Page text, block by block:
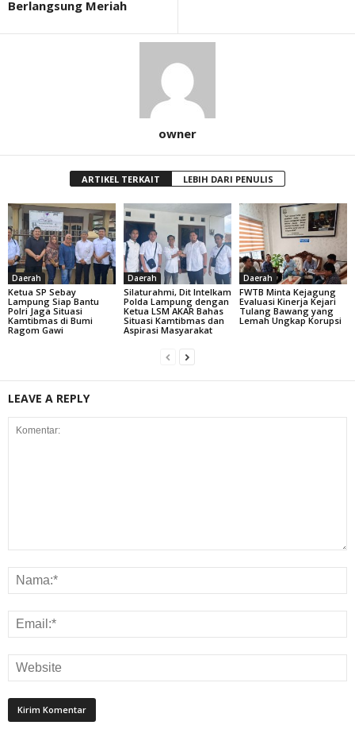
Berlangsung Meriah
owner
ARTIKEL TERKAIT LEBIH DARI PENULIS
Daerah
Ketua SP Sebay
Lampung Siap Bantu
Polri Jaga Situasi
Kamtibmas di Bumi
Ragom Gawi
Daerah
Silaturahmi, Dit Intelkam
Polda Lampung dengan
Ketua LSM AKAR Bahas
Situasi Kamtibmas dan
Aspirasi Masyarakat
Daerah
FWTB Minta Kejagung
Evaluasi Kinerja Kejari
Tulang Bawang yang
Lemah Ungkap Korupsi
LEAVE A REPLY